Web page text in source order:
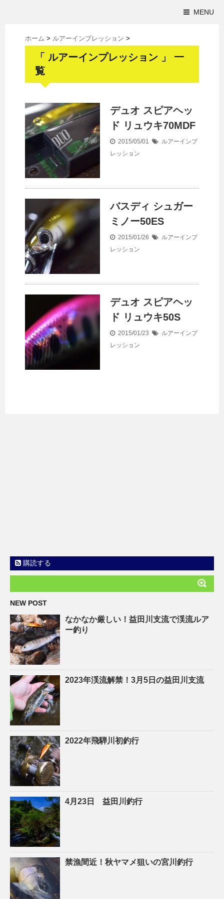
MENU
ホーム > ルアーインプレッション >
「 ルアーインプレッション 」 一
覧
デュオ スピアヘッ
ド リュウキ70MDF
2015/05/01
ルアーインプ
レッション
バスディ シュガー
ミノー50ES
2015/01/26
ルアーインプ
レッション
デュオ スピアヘッ
ド リュウキ50S
2015/01/23
ルアーインプ
レッション
購読する
NEW POST
なかなか厳しい！益田川支流で渓流ルア
ー釣り
2023年渓流解禁！3月5日の益田川支流
2022年飛騨川初釣行
4月23日 益田川釣行
禁漁間近！秋ヤマメ狙いの宮川釣行